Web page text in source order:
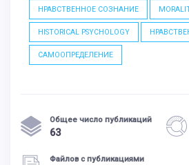
НРАВСТВЕННОЕ СОЗНАНИЕ
HISTORICAL PSYCHOLOGY
САМООПРЕДЕЛЕНИЕ
Общее число публикаций
63
Файлов с публикациями